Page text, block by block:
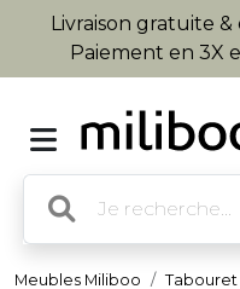
Livraison gratuite
Paiement en 3X
Meubles Miliboo Tabouret